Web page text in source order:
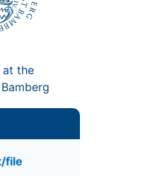
at the
file